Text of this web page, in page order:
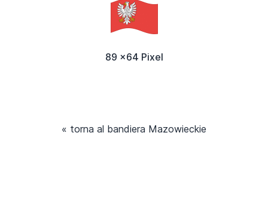
89 x64 Pixel
« torna al bandiera Mazowieckie